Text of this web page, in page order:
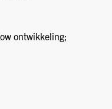
ontwikkeling;